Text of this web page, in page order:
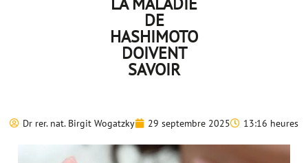
DE
HASHIMOTO
DOIVENT
SAVOIR
Dr rer. nat. Birgit Wogatzky 29 septembre 2025 13:16 heures